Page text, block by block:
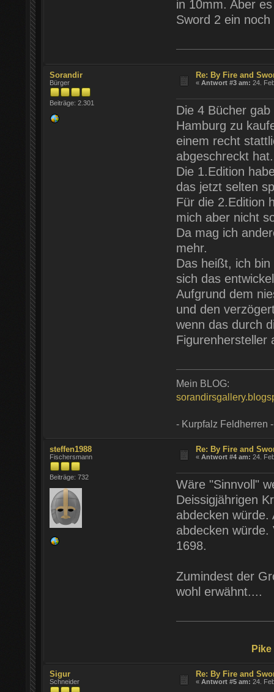
in 10mm. Aber
Sword 2 ein
Sorandir
Bürger
Beiträge: 2.301
Re: By Fire and
«Antwort #3 am: 24.
Die 4 Bücher
Hamburg zu
einem recht
abgeschreckt hat.
Die 1.Edition
das jetzt selten
Für die 2.Edition
mich aber nicht
Da mag ich
mehr.
Das heißt, ich
sich das
Aufgrund dem
und den
wenn das durch
Figurenhersteller
Mein BLOG:
- Kurpfalz Feldherren -
steffen1988
Fischersmann
Beiträge: 732
Re: By Fire and
«Antwort #4 am: 24.
Wäre "Sinnvoll"
Deissigjährigen
abdecken würde.
abdecken würde.
1698.
Zumindest der
wohl erwähnt....
Pike
Sigur
Schneider
Re: By Fire and
«Antwort #5 am: 24.